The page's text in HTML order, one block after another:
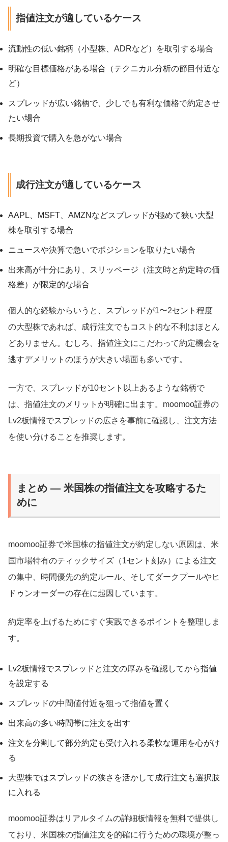
指値注文が適しているケース
流動性の低い銘柄（小型株、ADRなど）を取引する場合
明確な目標価格がある場合（テクニカル分析の節目付近な
ど）
スプレッドが広い銘柄で、少しでも有利な価格で約定させ
たい場合
長期投資で購入を急がない場合
成行注文が適しているケース
AAPL、MSFT、AMZNなどスプレッドが極めて狭い大型
株を取引する場合
ニュースや決算で急いでポジションを取りたい場合
出来高が十分にあり、スリッページ（注文時と約定時の価
格差）が限定的な場合
個人的な経験からいうと、スプレッドが1〜2セント程度
の大型株であれば、成行注文でもコスト的な不利はほとん
どありません。むしろ、指値注文にこだわって約定機会を
逃すデメリットのほうが大きい場面も多いです。
一方で、スプレッドが10セント以上あるような銘柄で
は、指値注文のメリットが明確に出ます。moomoo証券の
Lv2板情報でスプレッドの広さを事前に確認し、注文方法
を使い分けることを推奨します。
まとめ ― 米国株の指値注文を攻略するた
めに
moomoo証券で米国株の指値注文が約定しない原因は、米
国市場特有のティックサイズ（1セント刻み）による注文
の集中、時間優先の約定ルール、そしてダークプールやヒ
ドゥンオーダーの存在に起因しています。
約定率を上げるためにすぐ実践できるポイントを整理しま
す。
Lv2板情報でスプレッドと注文の厚みを確認してから指値
を設定する
スプレッドの中間値付近を狙って指値を置く
出来高の多い時間帯に注文を出す
注文を分割して部分約定も受け入れる柔軟な運用を心がけ
る
大型株ではスプレッドの狭さを活かして成行注文も選択肢
に入れる
moomoo証券はリアルタイムの詳細板情報を無料で提供し
ており、米国株の指値注文を的確に行うための環境が整っ